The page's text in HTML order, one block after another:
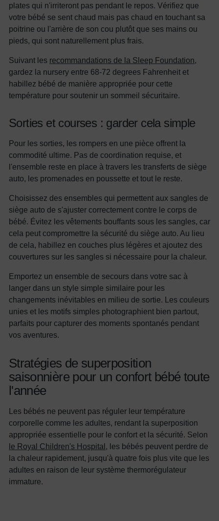
plates qui n'irriteront pas pendant le repos. Vérifiez que
votre bébé se sent chaud mais pas chaud en touchant sa
poitrine ou l'arrière de son cou plutôt que ses mains ou
pieds, qui sont naturellement plus frais.
Suivant les recommandations de la Sleep Foundation,
gardez la nursery entre 68-72 degrees Fahrenheit et
habillez bébé de manière appropriée pour cette
température pour soutenir un sommeil sécuritaire.
Sorties et courses : garder cela simple
Pour les sorties, les rompers en une pièce offrent la
commodité ultime. Pas de coordination requise, et
l'ensemble reste en place à travers les transferts de siège
auto, les promenades en poussette et tout le reste.
Choisissez des ensembles qui permettent aux sangles de
siège auto de s'ajuster correctement contre le corps de
bébé. Évitez les vêtements bouffants sous les sangles, car
cela peut compromettre la sécurité du siège auto. Au lieu
de cela, habillez en couches plus légères et ajoutez des
couvertures sur les sangles si nécessaire pour la chaleur.
Emportez un ensemble de secours dans votre sac à
langer dans un style simple similaire pour les
changements inévitables en milieu de sortie. Les couleurs
unies et les motifs simples photographient bien partout,
parfaits pour capturer des moments spontanés pendant
vos aventures.
Stratégies de superposition
saisonnière pour un confort bébé toute
l'année
Les bébés ne peuvent pas réguler leur température
corporelle comme les adultes, rendant la superposition
appropriée essentielle pour le confort et la sécurité. Selon
le Royal Children's Hospital, les bébés peuvent perdre de
la chaleur rapidement, jusqu'à quatre fois plus vite que les
adultes en raison de leur système thermorégulateur
immature.